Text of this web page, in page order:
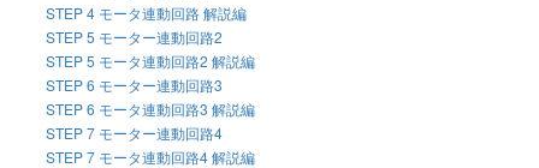
STEP 4 モータ連動回路 解説編
STEP 5 モーター連動回路2
STEP 5 モータ連動回路2 解説編
STEP 6 モーター連動回路3
STEP 6 モータ連動回路3 解説編
STEP 7 モーター連動回路4
STEP 7 モータ連動回路4 解説編